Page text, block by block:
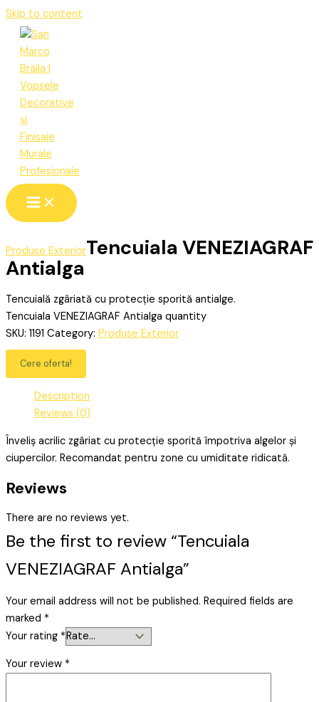
Skip to content
Produse ExteriorTencuiala VENEZIAGRAF
Antialga
Tencuială zgâriată cu protecție sporită antialge.
Tencuiala VENEZIAGRAF Antialga quantity
SKU: 1191 Category: Produse Exterior
Cere oferta!
Description
Reviews (0)
Înveliș acrilic zgâriat cu protecție sporită împotriva algelor și
ciupercilor. Recomandat pentru zone cu umiditate ridicată.
Reviews
There are no reviews yet.
Be the first to review “Tencuiala
VENEZIAGRAF Antialga”
Your email address will not be published. Required fields are
marked *
Your rating *
Your review *